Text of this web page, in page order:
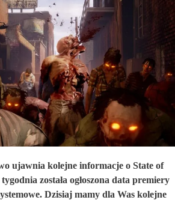
ujawnia kolejne informacje o State of
została ogłoszona data premiery
Dzisiaj mamy dla Was kolejne